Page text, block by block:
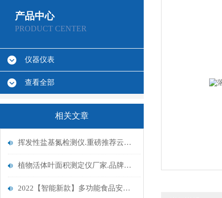
产品中心
PRODUCT CENTER
仪器仪表
查看全部
相关文章
挥发性盐基氮检测仪.重磅推荐云唐病害肉检测仪
植物活体叶面积测定仪厂家.品牌推荐.云唐植物叶面积测定仪
2022【智能新款】多功能食品安全综合检测仪@云唐智能科技新品推荐